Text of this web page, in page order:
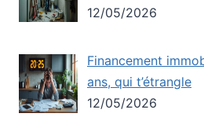
12/05/2026
Financement
ans, qui t’étrangle
12/05/2026